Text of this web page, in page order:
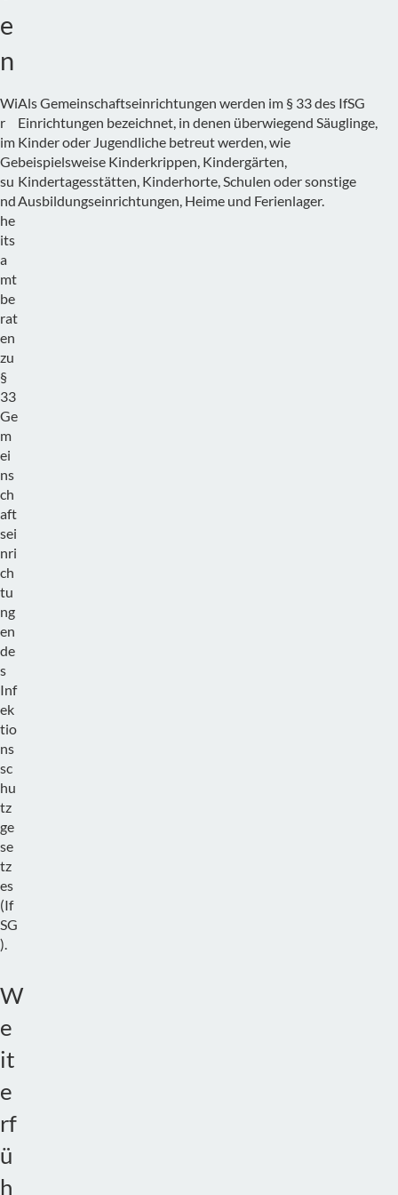
e
n
Wi
r
im
Ge
su
nd
he
its
a
mt
be
rat
en
zu
§
33
Ge
m
ei
ns
ch
aft
sei
nri
ch
tu
ng
en
de
s
Inf
ek
tio
ns
sc
hu
tz
ge
se
tz
es
(If
SG
).
Als Gemeinschaftseinrichtungen werden im § 33 des IfSG
Einrichtungen bezeichnet, in denen überwiegend Säuglinge,
Kinder oder Jugendliche betreut werden, wie
beispielsweise Kinderkrippen, Kindergärten,
Kindertagesstätten, Kinderhorte, Schulen oder sonstige
Ausbildungseinrichtungen, Heime und Ferienlager.
W
e
it
e
rf
ü
h